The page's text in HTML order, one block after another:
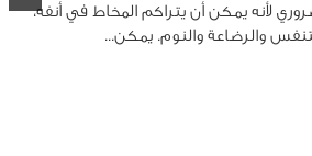
لأنه يمكن أن يتراكم المخاط في أنفه،
والرضاعة والنوم. يمكن...